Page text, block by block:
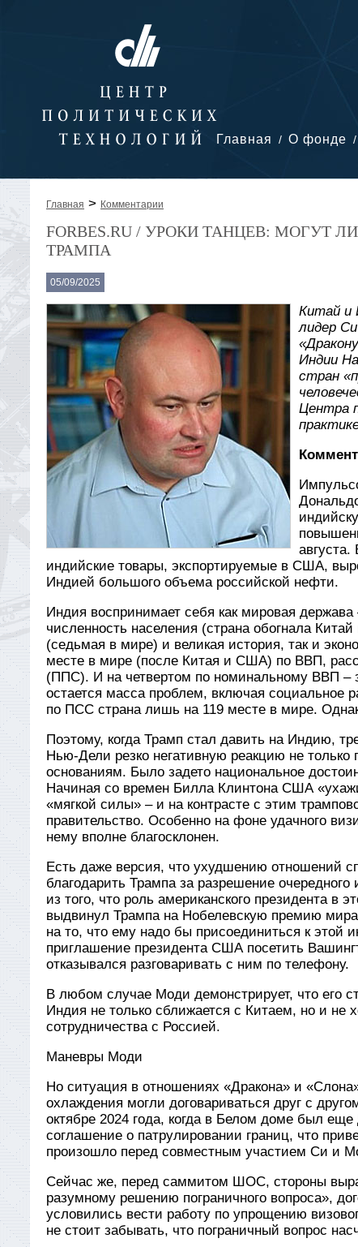
Главная О фонде
Главная > Комментарии
FORBES.RU / УРОКИ ТАНЦЕВ: МОГУТ
ТРАМПА
05/09/2025
Китай и
лидер
Индии
стран
Центра
августа.
индийские товары, экспортируемые в США,
Индией большого объема российской нефти.
Индия воспринимает себя как мировая
численность населения (страна обогнала
(седьмая в мире) и великая история, так и
месте в мире (после Китая и США) по ВВП,
(ППС). И на четвертом по номинальному ВВП –
остается масса проблем, включая социальное
по ПСС страна лишь на 119 месте в мире.
Поэтому, когда Трамп стал давить на Индию,
Нью-Дели резко негативную реакцию не
основаниям. Было задето национальное
Начиная со времен Билла Клинтона США
«мягкой силы» – и на контрасте с этим
правительство. Особенно на фоне удачного
нему вполне благосклонен.
Есть даже версия, что ухудшению отношений
благодарить Трампа за разрешение
из того, что роль американского президента в
выдвинул Трампа на Нобелевскую премию
на то, что ему надо бы присоединиться к этой
приглашение президента США посетить
отказывался разговаривать с ним по телефону.
В любом случае Моди демонстрирует, что его
Индия не только сближается с Китаем, но и не
сотрудничества с Россией.
Маневры Моди
Но ситуация в отношениях «Дракона» и
охлаждения могли договариваться друг с
октябре 2024 года, когда в Белом доме был
соглашение о патрулировании границ, что
произошло перед совместным участием Си и
Сейчас же, перед саммитом ШОС, стороны
разумному решению пограничного вопроса»,
условились вести работу по упрощению
не стоит забывать, что пограничный вопрос